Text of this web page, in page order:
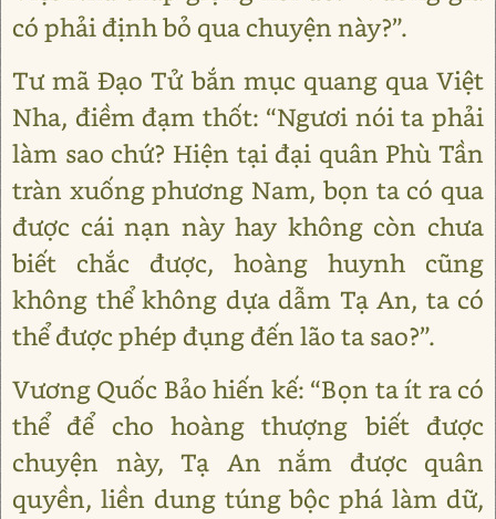
có phải định bỏ qua chuyện này?”.
Tư mã Đạo Tử bắn mục quang qua Việt
Nha, điềm đạm thốt: “Ngươi nói ta phải
làm sao chứ? Hiện tại đại quân Phù Tần
tràn xuống phương Nam, bọn ta có qua
được cái nạn này hay không còn chưa
biết chắc được, hoàng huynh cũng
không thể không dựa dẫm Tạ An, ta có
thể được phép đụng đến lão ta sao?”.
Vương Quốc Bảo hiến kế: “Bọn ta ít ra có
thể để cho hoàng thượng biết được
chuyện này, Tạ An nắm được quân
quyền, liền dung túng bộc phá làm dữ,